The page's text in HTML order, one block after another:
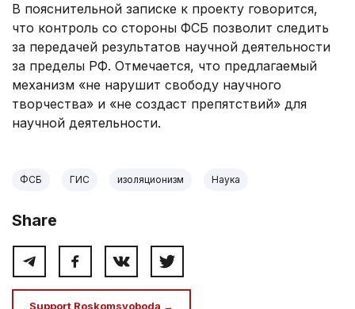
В пояснительной записке к проекту говорится,
что контроль со стороны ФСБ позволит следить
за передачей результатов научной деятельности
за пределы РФ. Отмечается, что предлагаемый
механизм «не нарушит свободу научного
творчества» и «не создаст препятствий» для
научной деятельности.
ФСБ ГИС изоляционизм Наука
Share
Support Roskomsvoboda →